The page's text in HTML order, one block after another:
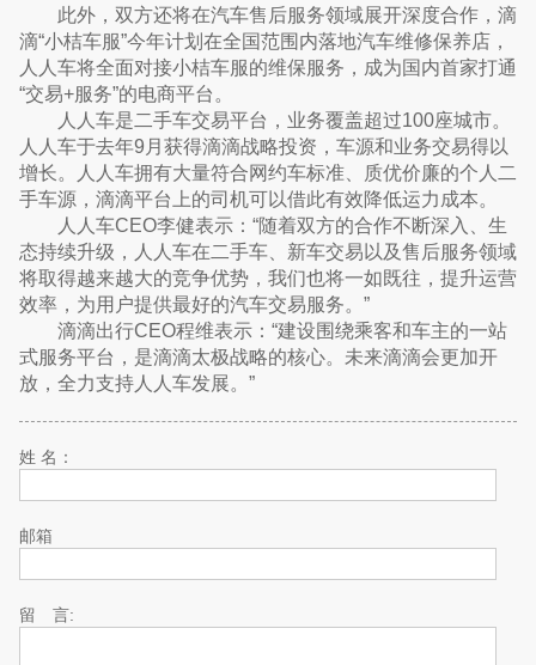
此外，双方还将在汽车售后服务领域展开深度合作，滴
滴“小桔车服”今年计划在全国范围内落地汽车维修保养店，
人人车将全面对接小桔车服的维保服务，成为国内首家打通
“交易+服务”的电商平台。
人人车是二手车交易平台，业务覆盖超过100座城市。
人人车于去年9月获得滴滴战略投资，车源和业务交易得以
增长。人人车拥有大量符合网约车标准、质优价廉的个人二
手车源，滴滴平台上的司机可以借此有效降低运力成本。
人人车CEO李健表示：“随着双方的合作不断深入、生
态持续升级，人人车在二手车、新车交易以及售后服务领域
将取得越来越大的竞争优势，我们也将一如既往，提升运营
效率，为用户提供最好的汽车交易服务。”
滴滴出行CEO程维表示：“建设围绕乘客和车主的一站
式服务平台，是滴滴太极战略的核心。未来滴滴会更加开
放，全力支持人人车发展。”
姓 名：
邮箱
留 言: